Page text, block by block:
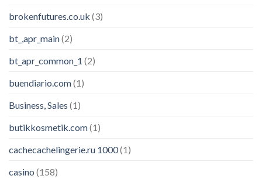
brokenfutures.co.uk (3)
bt_,apr_main(2)
bt_apr_common_1 (2)
buendiario.com(1)
Business, Sales (1)
butikkosmetik.com(1)
cachecachelingerie.ru 1000(1)
casino (158)